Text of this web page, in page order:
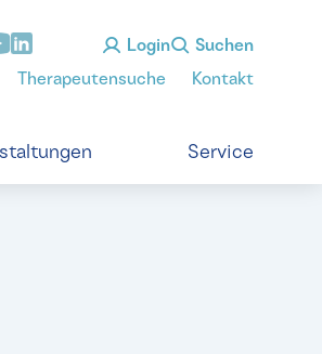
Login Suchen
Therapeutensuche Kontakt
Service